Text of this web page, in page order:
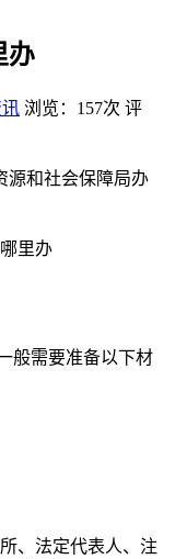
办
浏览：157次 评
源和社会保障局办
般需要准备以下材
、法定代表人、注